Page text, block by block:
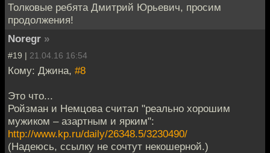
Толковые ребята Дмитрий Юрьевич, просим
продолжения!
Noregr »
#19 | 21.04.16 16:54
Кому: Джина, #8
Это что...
Ройзман и Немцова считал "реально хорошим
мужиком – азартным и ярким":
http://www.kp.ru/daily/26348.5/3230490/
(Надеюсь, ссылку не сочтут некошерной.)